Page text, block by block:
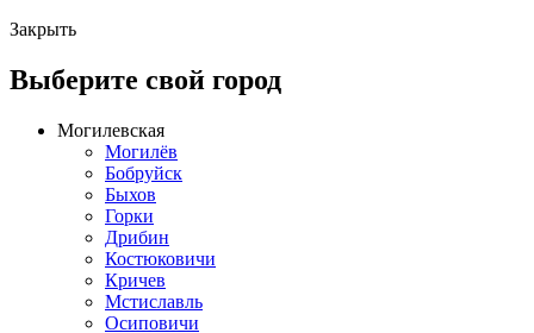
Закрыть
Выберите свой город
Могилевская
Могилёв
Бобруйск
Быхов
Горки
Дрибин
Костюковичи
Кричев
Мстиславль
Осиповичи